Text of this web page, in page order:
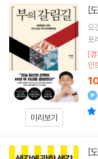
미리보기
[
오
포
[
인
[